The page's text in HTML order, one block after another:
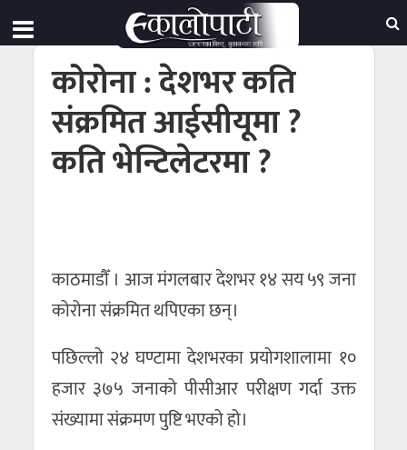
कोरोना : देशभर कति
संक्रमित आईसीयूमा ?
कति भेन्टिलेटरमा ?
काठमाडौँ । आज मंगलबार देशभर १४ सय ५९ जना
कोरोना संक्रमित थपिएका छन्।
पछिल्लो २४ घण्टामा देशभरका प्रयोगशालामा १०
हजार ३७५ जनाको पीसीआर परीक्षण गर्दा उक्त
संख्यामा संक्रमण पुष्टि भएको हो।